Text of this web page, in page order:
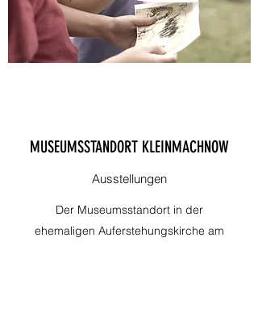
MUSEUMSSTANDORT KLEINMACHNOW
Ausstellungen
Der Museumsstandort in der
ehemaligen Auferstehungskirche am